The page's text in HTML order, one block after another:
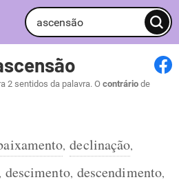
2 sentidos da palavra. O contrário de
, declinação,
descimento, descendimento,